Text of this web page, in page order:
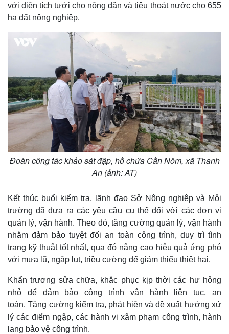
Kinh tế
Bất động sản
Thị trường
Giá vàng
Tiêu dùng
Tỷ giá
Chứng khoán
Giá cà phê
với diện tích tưới cho nông dân và tiêu thoát nước cho 655
ha đất nông nghiệp.
Đoàn công tác khảo sát đập, hồ chứa Cần Nôm, xã Thanh
An (ảnh: AT)
Kết thúc buổi kiểm tra, lãnh đạo Sở Nông nghiệp và Môi
trường đã đưa ra các yêu cầu cụ thể đối với các đơn vị
quản lý, vận hành. Theo đó, tăng cường quản lý, vận hành
nhằm đảm bảo tuyệt đối an toàn công trình, duy trì tình
trạng kỹ thuật tốt nhất, qua đó nâng cao hiệu quả ứng phó
với mưa lũ, ngập lụt, triều cường để giảm thiểu thiệt hại.
Khẩn trương sửa chữa, khắc phục kịp thời các hư hỏng
nhỏ để đảm bảo công trình vận hành liên tục, an
toàn. Tăng cường kiểm tra, phát hiện và đề xuất hướng xử
lý các điểm ngập, các hành vi xâm phạm công trình, hành
lang bảo vệ công trình.